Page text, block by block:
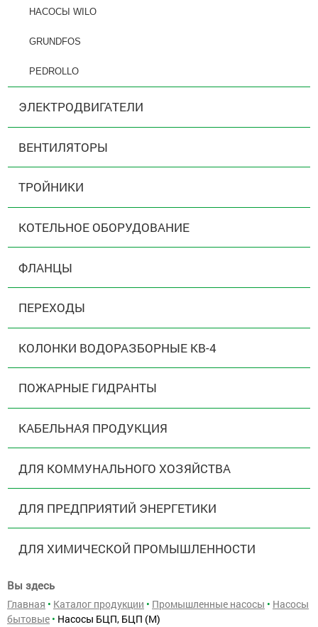
НАСОСЫ WILO
GRUNDFOS
PEDROLLO
ЭЛЕКТРОДВИГАТЕЛИ
ВЕНТИЛЯТОРЫ
ТРОЙНИКИ
КОТЕЛЬНОЕ ОБОРУДОВАНИЕ
ФЛАНЦЫ
ПЕРЕХОДЫ
КОЛОНКИ ВОДОРАЗБОРНЫЕ КВ-4
ПОЖАРНЫЕ ГИДРАНТЫ
КАБЕЛЬНАЯ ПРОДУКЦИЯ
ДЛЯ КОММУНАЛЬНОГО ХОЗЯЙСТВА
ДЛЯ ПРЕДПРИЯТИЙ ЭНЕРГЕТИКИ
ДЛЯ ХИМИЧЕСКОЙ ПРОМЫШЛЕННОСТИ
Вы здесь
Главная • Каталог продукции • Промышленные насосы • Насосы
бытовые • Насосы БЦП, БЦП (М)